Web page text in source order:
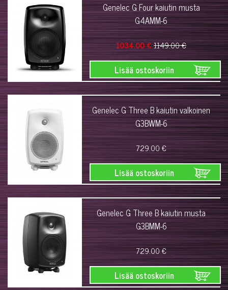
Genelec G Four kaiutin musta
G4AMM-6
1034.00 €1149.00 €
Lisää ostoskoriin
Genelec G Three B kaiutin valkoinen
G3BWM-6
729.00 €
Lisää ostoskoriin
Genelec G Three B kaiutin musta
G3BMM-6
729.00 €
Lisää ostoskoriin